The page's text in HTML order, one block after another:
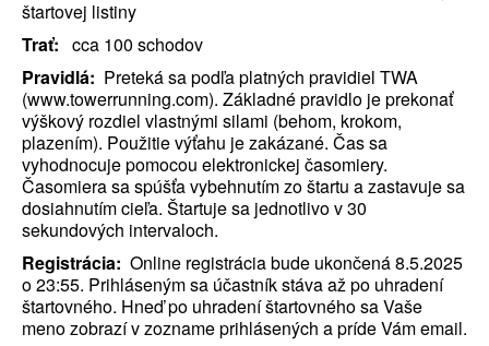
štartovej listiny
Trať: cca 100 schodov
Pravidlá: Preteká sa podľa platných pravidiel TWA
(www.towerrunning.com). Základné pravidlo je prekonať
výškový rozdiel vlastnými silami (behom, krokom,
plazením). Použitie výťahu je zakázané. Čas sa
vyhodnocuje pomocou elektronickej časomiery.
Časomiera sa spúšťa vybehnutím zo štartu a zastavuje sa
dosiahnutím cieľa. Štartuje sa jednotlivo v 30
sekundových intervaloch.
Registrácia: Online registrácia bude ukončená 8.5.2025
o 23:55. Prihláseným sa účastník stáva až po uhradení
štartovného. Hneď po uhradení štartovného sa Vaše
meno zobrazí v zozname prihlásených a príde Vám email.